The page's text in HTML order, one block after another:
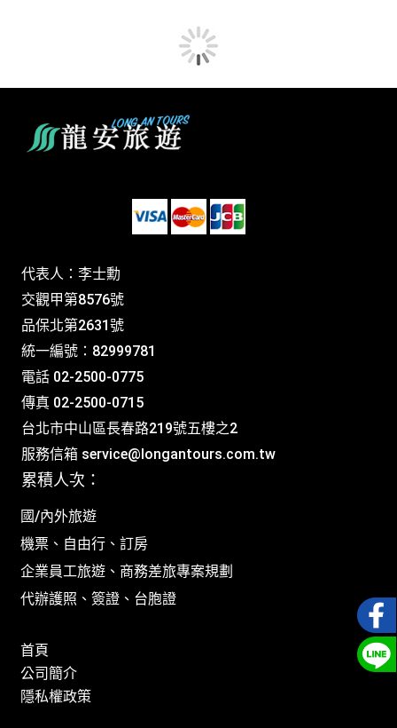
代表人：李士勳
交觀甲第8576號
品保北第2631號
統一編號：82999781
電話 02-2500-0775
傳真 02-2500-0715
台北市中山區長春路219號五樓之2
服務信箱 service@longantours.com.tw
累積人次：
國/內外旅遊
機票、自由行、訂房
企業員工旅遊、商務差旅專案規劃
代辦護照、簽證、台胞證
首頁
公司簡介
隱私權政策